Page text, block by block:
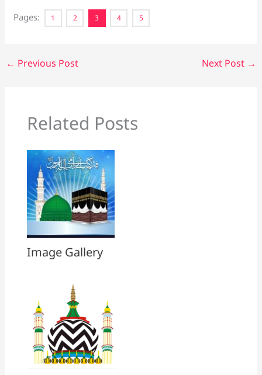
Pages: 1 2 3 4 5
← Previous Post Next Post →
Related Posts
Image Gallery